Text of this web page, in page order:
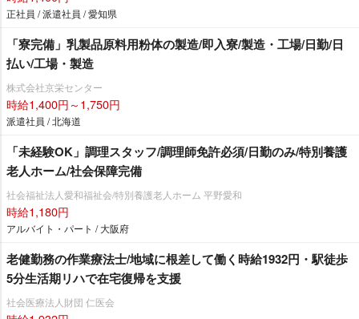
正社員 / 派遣社員 / 愛知県
「寮完備」乳製品原料用粉体の製造/即入寮/製造・工場/日勤/日
払い/工場・製造
株式会社京栄センター
時給1,400円～1,750円
派遣社員 / 北海道
「未経験OK」調理スタッフ/調理師免許必須/日勤のみ/特別養護
老人ホーム/社会保障完備
社会福祉法人愛和福祉会/特別養護老人ホーム 平野愛和
時給1,180円
アルバイト・パート / 大阪府
老健勤務の作業療法士/地域に根差して働く時給1932円・駅徒歩
5分生活期リハで在宅復帰を支援
社会医療法人財団 仁医会